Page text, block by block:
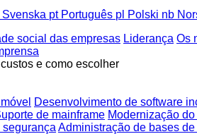
Svenska ptPortuguês pl Polski nb
social das empresas Liderança Os
e como escolher
Desenvolvimento de software
de mainframe Modernização
segurança Administração de bases